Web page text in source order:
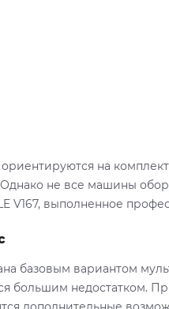
на
не все машины
V167, выполненное
базовым вариантом
большим недостатком.